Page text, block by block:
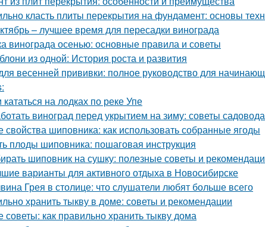
класть плиты перекрытия на фундамент: основы
– лучшее время для пересадки винограда
винограда осенью: основные правила и советы
из одной: История роста и развития
весенней прививки: полное руководство для
на лодках по реке Упе
виноград перед укрытием на зиму: советы
свойства шиповника: как использовать собранные ягоды
плоды шиповника: пошаговая инструкция
шиповник на сушку: полезные советы и
варианты для активного отдыха в Новосибирске
Грея в столице: что слушатели любят больше всего
хранить тыкву в доме: советы и рекомендации
советы: как правильно хранить тыкву дома